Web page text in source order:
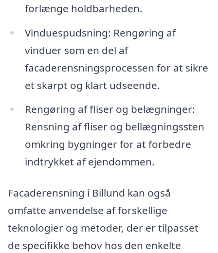
forlænge holdbarheden.
Vinduespudsning: Rengøring af
vinduer som en del af
facaderensningsprocessen for at sikre
et skarpt og klart udseende.
Rengøring af fliser og belægninger:
Rensning af fliser og bellægningssten
omkring bygninger for at forbedre
indtrykket af ejendommen.
Facaderensning i Billund kan også
omfatte anvendelse af forskellige
teknologier og metoder, der er tilpasset
de specifikke behov hos den enkelte